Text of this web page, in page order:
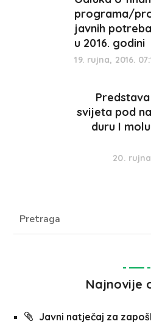
programa/
javnih
u 2016. godini
19. rujna, 2016.
svijeta pod
duru I
20.
Najnovije
Javni natječaj za